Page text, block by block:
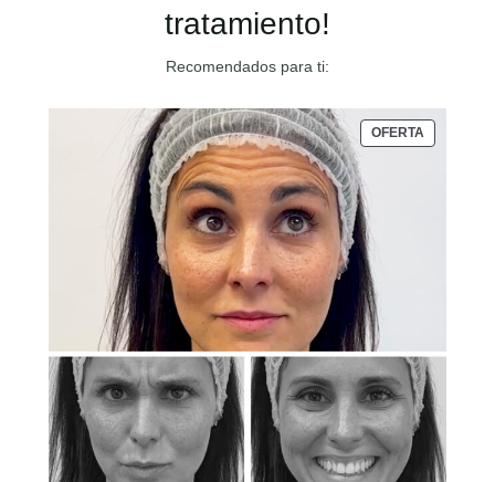
tratamiento!
Recomendados para ti:
OFERTA
EN